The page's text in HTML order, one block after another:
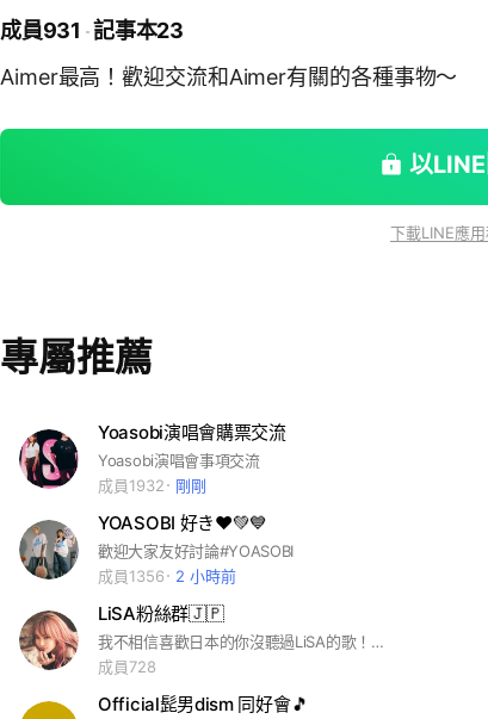
成員931 記事本23
Aimer最高！歡迎交流和Aimer有關的各種事物～
以
下載LINE應
專屬推薦
Yoasobi演唱會購票交流
Yoasobi演唱會事項交流
成員1932
剛剛
YOASOBI 好き❤️💚💙
歡迎大家友好討論#YOASOBI
成員1356
2 小時前
LiSA粉絲群🇯🇵
我不相信喜歡日本的你沒聽過LiSA的歌！！！ 這位LiSA是日本的動漫歌姬，你一定追過鬼滅之刃吧？ 追過的人務必加入！！ 讓大家分享各種LiSA的歌！！！ 說了這麼多，希望你還在看(´･_･`)，快按下綠色按鈕加入吧！！我歡迎你！！！ 社群誕生日2023.7.27 #織部里沙#LiSA
成員728
Official髭男dism 同好會🎵